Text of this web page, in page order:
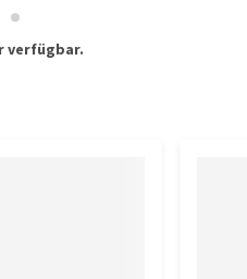
verfügbar.